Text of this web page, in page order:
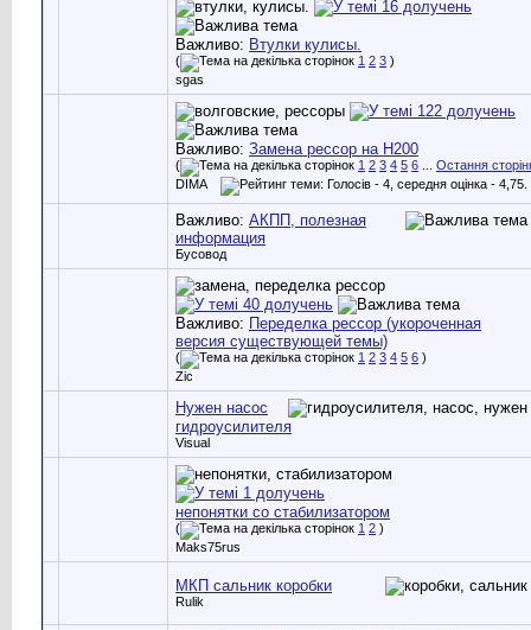
Важливо: Втулки кулисы.
( 1 2 3 )
sgas
Важливо: Замена рессор на H200
( 1 2 3 4 5 6
Остання
DIMA
Важливо: АКПП, полезная
информация
Бусовод
Важливо: Переделка рессор (укороченная
версия существующей темы)
( 1 2 3 4 5 6 )
Zic
Нужен насос
гидроусилителя
Visual
непонятки со стабилизатором
( 1 2 )
Maks75rus
МКП сальник коробки
Rulik